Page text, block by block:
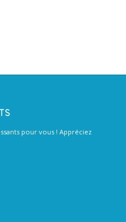
pour vous ! Appréciez